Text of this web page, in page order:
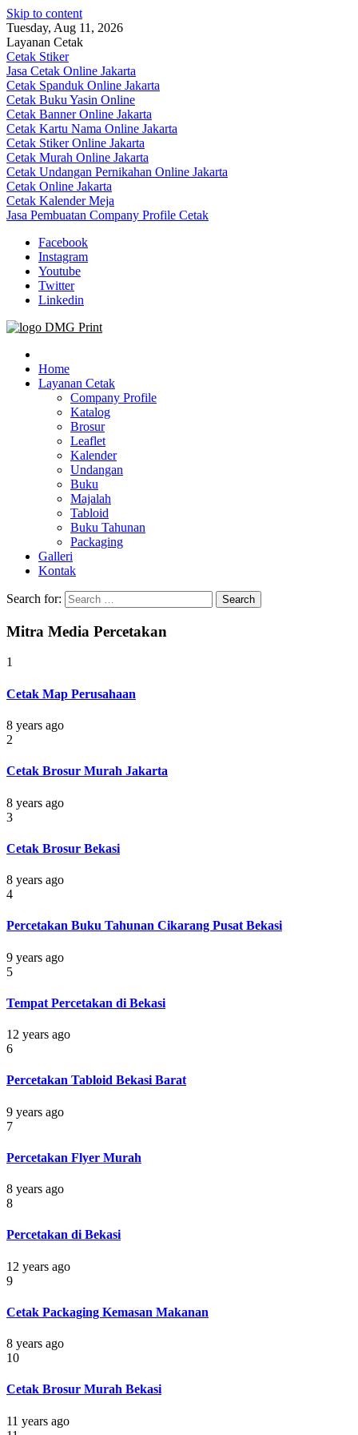
Skip to content
Tuesday, Aug 11, 2026
Layanan Cetak
Cetak Stiker
Jasa Cetak Online Jakarta
Cetak Spanduk Online Jakarta
Cetak Buku Yasin Online
Cetak Banner Online Jakarta
Cetak Kartu Nama Online Jakarta
Cetak Stiker Online Jakarta
Cetak Murah Online Jakarta
Cetak Undangan Pernikahan Online Jakarta
Cetak Online Jakarta
Cetak Kalender Meja
Jasa Pembuatan Company Profile Cetak
Facebook
Instagram
Youtube
Twitter
Linkedin
Jasa Cetak Online DMG Printing
Home
Layanan Cetak
Company Profile
Katalog
Brosur
Leaflet
Kalender
Undangan
Buku
Majalah
Tabloid
Buku Tahunan
Packaging
Galleri
Kontak
Search for:
Mitra Media Percetakan
1
Cetak Map Perusahaan
8 years ago
2
Cetak Brosur Murah Jakarta
8 years ago
3
Cetak Brosur Bekasi
8 years ago
4
Percetakan Buku Tahunan Cikarang Pusat Bekasi
9 years ago
5
Tempat Percetakan di Bekasi
12 years ago
6
Percetakan Tabloid Bekasi Barat
9 years ago
7
Percetakan Flyer Murah
8 years ago
8
Percetakan di Bekasi
12 years ago
9
Cetak Packaging Kemasan Makanan
8 years ago
10
Cetak Brosur Murah Bekasi
11 years ago